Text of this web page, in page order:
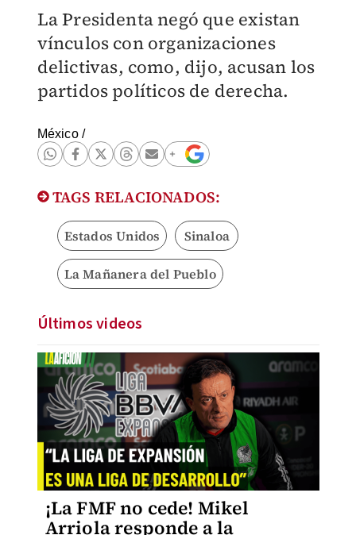
La Presidenta negó que existan
vínculos con organizaciones
delictivas, como, dijo, acusan los
partidos políticos de derecha.
México/
TAGS RELACIONADOS:
Estados Unidos Sinaloa
La Mañanera del Pueblo
Últimos videos
¡La FMF no cede! Mikel
Arriola responde a la